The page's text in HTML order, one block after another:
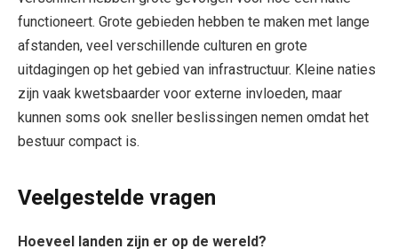
functioneert. Grote gebieden hebben te maken met lange
afstanden, veel verschillende culturen en grote
uitdagingen op het gebied van infrastructuur. Kleine naties
zijn vaak kwetsbaarder voor externe invloeden, maar
kunnen soms ook sneller beslissingen nemen omdat het
bestuur compact is.
Veelgestelde vragen
Hoeveel landen zijn er op de wereld?